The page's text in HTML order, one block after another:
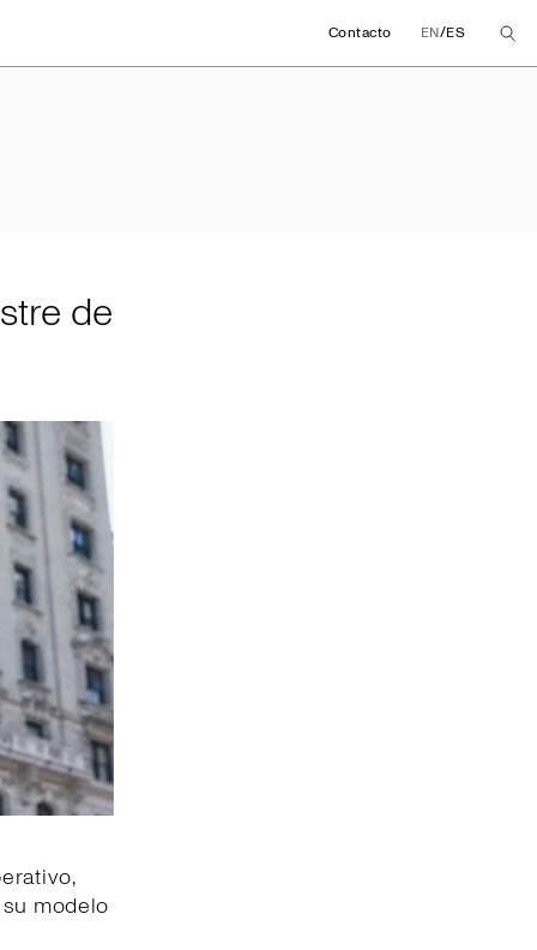
Contacto EN/ES
de
modelo